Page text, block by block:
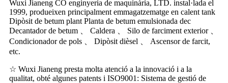
Wuxi Jianeng CO enginyeria de maquinària, LTD. instal·lada el
1999, produeixen principalment emmagatzematge en calent tank
Dipòsit de betum plant Planta de betum emulsionada dec
Decantador de betum 、 Caldera 、 Silo de farciment exterior 、
Condicionador de pols 、 Dipòsit dièsel 、 Ascensor de farcit,
etc.
☆ Wuxi Jianeng presta molta atenció a la innovació i a la
qualitat, obté algunes patents i ISO9001: Sistema de gestió de